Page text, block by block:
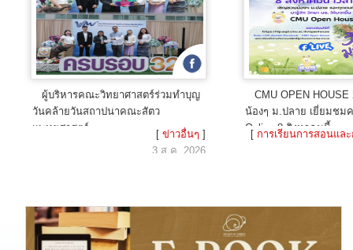
ผู้บริหารคณะวิทยาศาสตร์ร่วมทำบุญ
วันคล้ายวันสถาปนาคณะสัตว
แพทยศาสตร์
[ข่าวอื่นๆ ]
3 ส.ค. 2026
CMU OPEN
น้องๆ ม.ปลาย เยี่ยมช
Online 8 สิงหาคมนี้
[ การเรียนการสอนแ